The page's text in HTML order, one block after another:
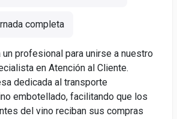
completa
un profesional para unirse a nuestro
en Atención al Cliente.
dedicada al transporte
embotellado, facilitando que los
del vino reciban sus compras